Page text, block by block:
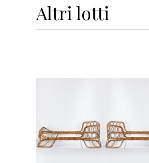
Altri lotti